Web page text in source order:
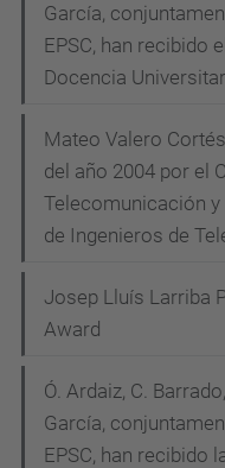
García,
EPSC, han recibido
Docencia
Mateo Valero
del año 2004 por el
Telecomunicación
de Ingenieros de
Josep Lluís Larriba
Award
Ó. Ardaiz, C.
García,
EPSC, han recibido